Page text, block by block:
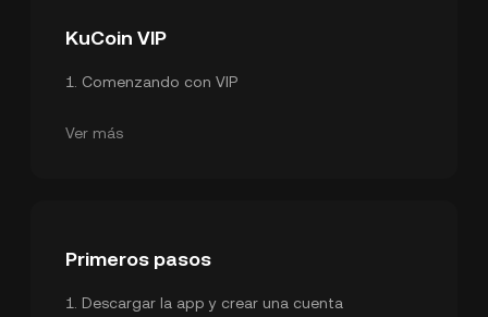
KuCoin VIP
1
Comenzando con VIP
3. Vista general de los beneficios VIP
Ver más
Primeros pasos
1
Descargar la app y crear una cuenta